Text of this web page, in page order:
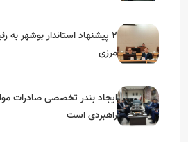
۲ پیشنهاد استاندار بوشهر
مرزی
ایجاد بندر تخصصی صادرات
راهبردی است